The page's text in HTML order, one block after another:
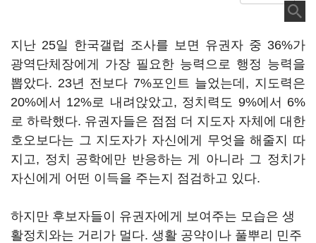
지난 25일 한국갤럽 조사를 보면 유권자 중 36%가
광역단체장에게 가장 필요한 능력으로 행정 능력을
뽑았다. 23년 전보다 7%포인트 늘었는데, 지도력은
20%에서 12%로 내려앉았고, 정치력도 9%에서 6%
로 하락했다. 유권자들은 점점 더 지도자 자체에 대한
호오보다는 그 지도자가 자신에게 무엇을 해줄지 따
지고, 정치 공학에만 반응하는 게 아니라 그 정치가
자신에게 어떤 이득을 주는지 점검하고 있다.
하지만 후보자들이 유권자에게 보여주는 모습은 생
활정치와는 거리가 멀다. 생활 공약이나 풀뿌리 민주